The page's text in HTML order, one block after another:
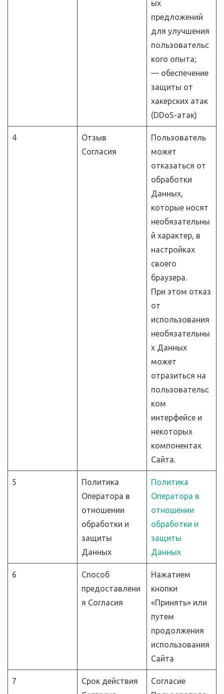
ых
предложений
для улучшения
пользовательс
кого опыта;
— обеспечение
защиты от
хакерских атак
(DDoS-атак)
4
Отзыв
Согласия
Пользователь
может
отказаться от
обработки
Данных,
которые носят
необязательны
й характер, в
настройках
своего
браузера.
При этом отказ
от
использования
необязательны
х Данных
может
отразиться на
пользовательс
ком
интерфейсе и
некоторых
компонентах
Сайта.
5
Политика
Оператора в
отношении
обработки и
защиты
Данных
Политика
Оператора в
отношении
обработки и
защиты
Данных
6
Способ
предоставлени
я Согласия
Нажатием
кнопки
«Принять» или
путем
продолжения
использования
Сайта
7
Срок действия
Согласие